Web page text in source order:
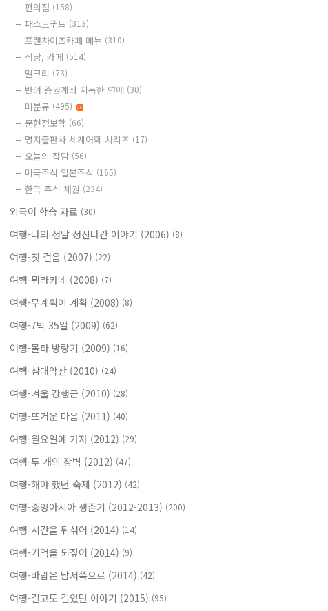
편의점 (158)
패스트푸드 (313)
프랜차이즈카페 메뉴 (310)
식당, 카페 (514)
밀크티 (73)
반려 증권계좌 지독한 연애 (30)
미분류 (495)
문헌정보학 (66)
명지출판사 세계어학 시리즈 (17)
오늘의 잡담 (56)
미국주식 일본주식 (165)
한국 주식 채권 (234)
외국어 학습 자료 (30)
여행-나의 정말 정신나간 이야기 (2006) (8)
여행-첫 걸음 (2007) (22)
여행-뭐라카네 (2008) (7)
여행-무계획이 계획 (2008) (8)
여행-7박 35일 (2009) (62)
여행-몰타 방랑기 (2009) (16)
여행-삼대악산 (2010) (24)
여행-겨울 강행군 (2010) (28)
여행-뜨거운 마음 (2011) (40)
여행-월요일에 가자 (2012) (29)
여행-두 개의 장벽 (2012) (47)
여행-해야 했던 숙제 (2012) (42)
여행-중앙아시아 생존기 (2012-2013) (200)
여행-시간을 뒤섞어 (2014) (14)
여행-기억을 되짚어 (2014) (9)
여행-바람은 남서쪽으로 (2014) (42)
여행-길고도 길었던 이야기 (2015) (95)